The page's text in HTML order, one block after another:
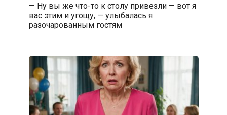
— Ну вы же что-то к столу привезли — вот я
вас этим и угощу, — улыбалась я
разочарованным гостям